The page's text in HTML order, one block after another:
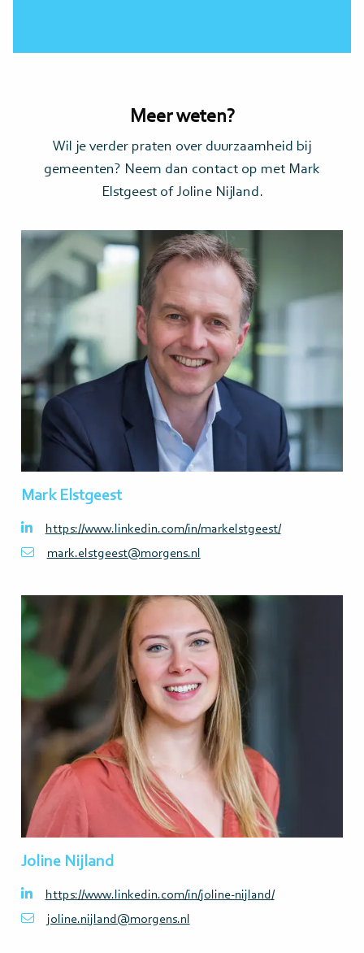
Meer weten?
Wil je verder praten over duurzaamheid bij
gemeenten? Neem dan contact op met Mark
Elstgeest of Joline Nijland.
Mark Elstgeest
https://www.linkedin.com/in/markelstgeest/
mark.elstgeest@morgens.nl
Lees
meer>
Joline Nijland
https://www.linkedin.com/in/joline-nijland/
joline.nijland@morgens.nl
meer>